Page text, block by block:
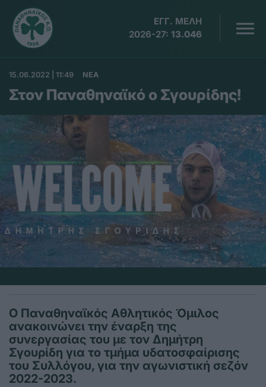
ΕΓΓ. ΜΕΛΗ
2026-27: 13.046
15.06.2022 | 11:49 ΝΕΑ
Στον Παναθηναϊκό ο Σγουρίδης!
Ο Παναθηναϊκός Αθλητικός Όμιλος
ανακοινώνει την έναρξη της
συνεργασίας του με τον Δημήτρη
Σγουρίδη για το τμήμα υδατοσφαίρισης
του Συλλόγου, για την αγωνιστική σεζόν
2022-2023.